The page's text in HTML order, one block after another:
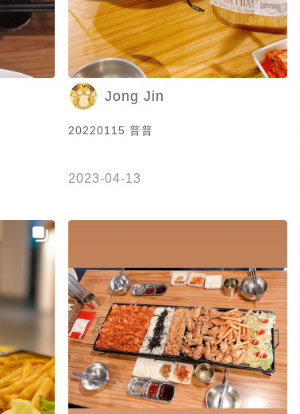
Jong Jin
20220115 普普
2023-04-13